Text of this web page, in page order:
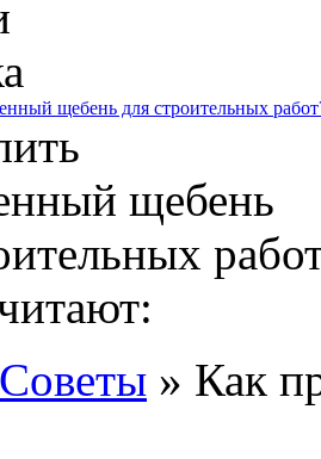
щебень для строительных
Советы » Как